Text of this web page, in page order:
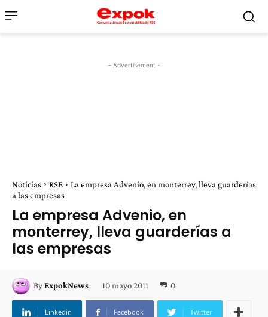
- Advertisement -
Noticias RSE
La empresa Advenio, en monterrey, lleva guarderías
a las empresas
La empresa Advenio, en
monterrey, lleva guarderías a
las empresas
ByExpokNews 10 mayo 2011 0
Linkedin Facebook Twitter